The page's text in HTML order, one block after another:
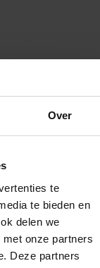
Over
te
te bieden en
delen we
onze partners
Deze partners